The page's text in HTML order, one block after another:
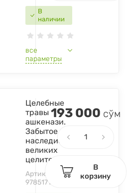
В
наличии
все
параметры
Целебные
травы
ашкенази.
Забытое
наследие
великих
целителей
Артикул:
9785171459826
193 000 сўм
В
корзину